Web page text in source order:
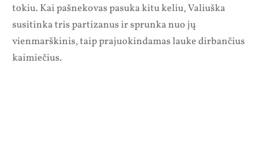
tokiu. Kai pašnekovas pasuka kitu keliu, Valiuška
susitinka tris partizanus ir sprunka nuo jų
vienmarškinis, taip prajuokindamas lauke dirbančius
kaimiečius.